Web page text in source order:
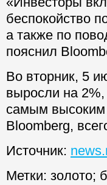
беспокойство
а также по
пояснил
Во вторник, 5
выросли на 2%,
самым высоким
Bloomberg,
Источник:
Метки: золото;